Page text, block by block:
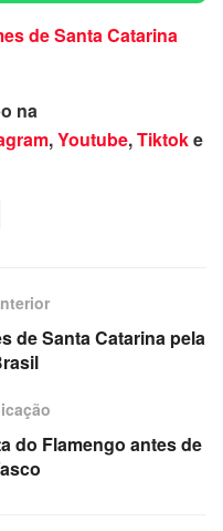
de Santa Catarina
na
,Youtube,Tiktoke
de Santa Catarina pela
do Flamengo antes de